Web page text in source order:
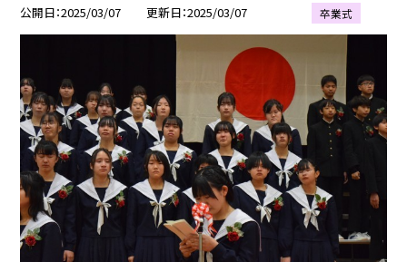
公開日 2025/03/07 更新日 2025/03/07 卒業式